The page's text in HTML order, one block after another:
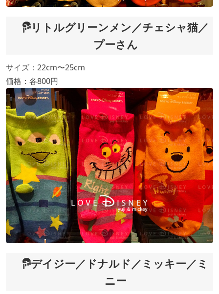
リトルグリーンメン／チェシャ猫／
プーさん
サイズ：22cm〜25cm
価格：各800円
デイジー／ドナルド／ミッキー／ミ
ニー